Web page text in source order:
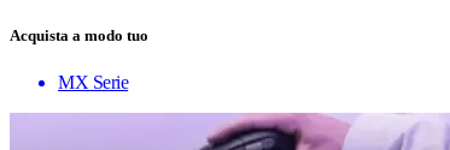
Acquista a modo tuo
MX Serie